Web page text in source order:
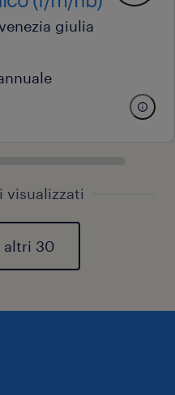
giulia
visualizzati
altri 30